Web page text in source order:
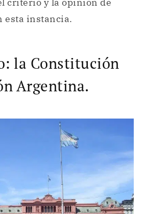
criterio y la opinión de
esta instancia.
la Constitución
Argentina.